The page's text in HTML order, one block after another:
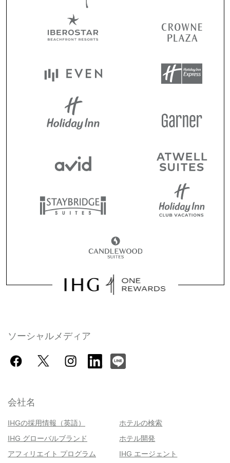
ソーシャルメディア
会社名
IHGの採用情報（英語）
ホテルの検索
IHG グローバルブランド
ホテル開発
アフィリエイト プログラム
IHG エージェント